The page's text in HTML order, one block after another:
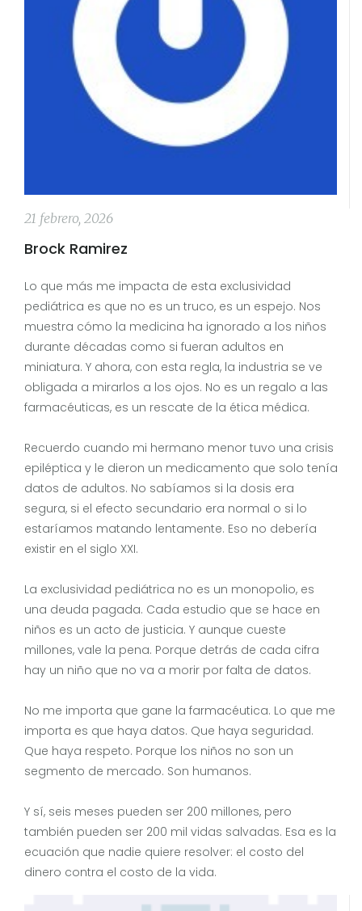
21 febrero, 2026
Brock Ramirez
Lo que más me impacta de esta exclusividad
pediátrica es que no es un truco, es un espejo. Nos
muestra cómo la medicina ha ignorado a los niños
durante décadas como si fueran adultos en
miniatura. Y ahora, con esta regla, la industria se ve
obligada a mirarlos a los ojos. No es un regalo a las
farmacéuticas, es un rescate de la ética médica.
Recuerdo cuando mi hermano menor tuvo una crisis
epiléptica y le dieron un medicamento que solo tenía
datos de adultos. No sabíamos si la dosis era
segura, si el efecto secundario era normal o si lo
estaríamos matando lentamente. Eso no debería
existir en el siglo XXI.
La exclusividad pediátrica no es un monopolio, es
una deuda pagada. Cada estudio que se hace en
niños es un acto de justicia. Y aunque cueste
millones, vale la pena. Porque detrás de cada cifra
hay un niño que no va a morir por falta de datos.
No me importa que gane la farmacéutica. Lo que me
importa es que haya datos. Que haya seguridad.
Que haya respeto. Porque los niños no son un
segmento de mercado. Son humanos.
Y sí, seis meses pueden ser 200 millones, pero
también pueden ser 200 mil vidas salvadas. Esa es la
ecuación que nadie quiere resolver: el costo del
dinero contra el costo de la vida.